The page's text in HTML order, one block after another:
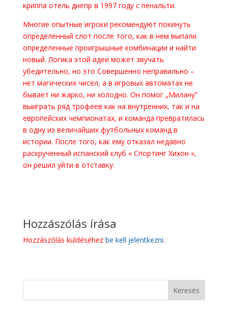
криппа отель днепр в 1997 году с пенальти.
Многие опытные игроки рекомендуют покинуть
определенный слот после того, как в нем выпали
определенные проигрышные комбинации и найти
новый. Логика этой идеи может звучать
убедительно, но это Совершенно неправильно –
нет магических чисел, а в игровых автоматах не
бывает ни жарко, ни холодно. Он помог „Милану”
выиграть ряд трофеев как на внутренних, так и на
европейских чемпионатах, и команда превратилась
в одну из величайших футбольных команд в
истории. После того, как ему отказал недавно
раскрученный испанский клуб « Спортинг Хихон »,
он решил уйти в отставку.
Hozzászólás írása
Hozzászólás küldéséhez be kell jelentkezni.